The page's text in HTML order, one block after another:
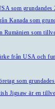
som
Kanada som
Rumänien som
från USA och
som
Jigsaw är en